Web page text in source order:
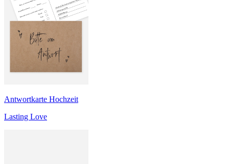
Antwortkarte Hochzeit
Lasting Love